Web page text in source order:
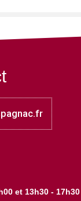
et 13h30 - 17h30